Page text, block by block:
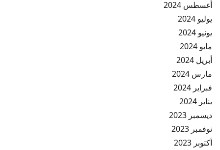
أغسطس 2024
يوليو 2024
يونيو 2024
مايو 2024
أبريل 2024
مارس 2024
فبراير 2024
يناير 2024
ديسمبر 2023
نوفمبر 2023
أكتوبر 2023